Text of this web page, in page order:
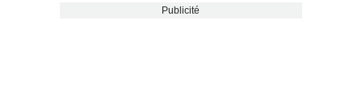
Publicité